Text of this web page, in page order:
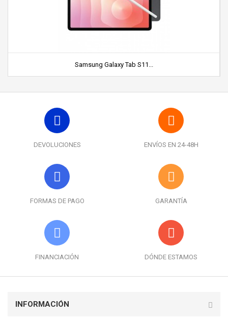
Samsung Galaxy Tab S11...
DEVOLUCIONES ENVÍOS EN 24-48H
FORMAS DE PAGO GARANTÍA
FINANCIACIÓN DÓNDE ESTAMOS
INFORMACIÓN